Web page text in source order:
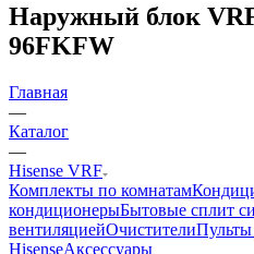
Наружный блок
96FKFW
Главная
—
Каталог
—
Hisense VRF
Комплекты по комнатам
кондиционерыБытовые сплит
вентиляциейОчистителиПульты
HisenseАксессуары